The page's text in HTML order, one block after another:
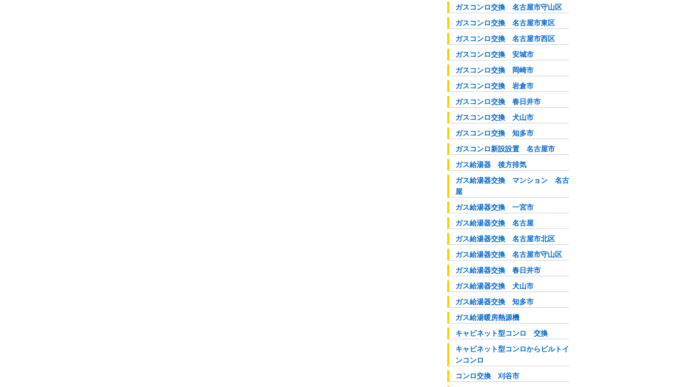
ガスコンロ交換 名古屋市守山区
ガスコンロ交換 名古屋市東区
ガスコンロ交換 名古屋市西区
ガスコンロ交換 安城市
ガスコンロ交換 岡崎市
ガスコンロ交換 岩倉市
ガスコンロ交換 春日井市
ガスコンロ交換 犬山市
ガスコンロ交換 知多市
ガスコンロ新設設置 名古屋市
ガス給湯器 後方排気
ガス給湯器交換 マンション 名古
屋
ガス給湯器交換 一宮市
ガス給湯器交換 名古屋
ガス給湯器交換 名古屋市北区
ガス給湯器交換 名古屋市守山区
ガス給湯器交換 春日井市
ガス給湯器交換 犬山市
ガス給湯器交換 知多市
ガス給湯暖房熱源機
キャビネット型コンロ 交換
キャビネット型コンロからビルトイ
ンコンロ
コンロ交換 刈谷市